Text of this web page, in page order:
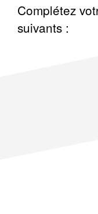
Complétez
suivants :